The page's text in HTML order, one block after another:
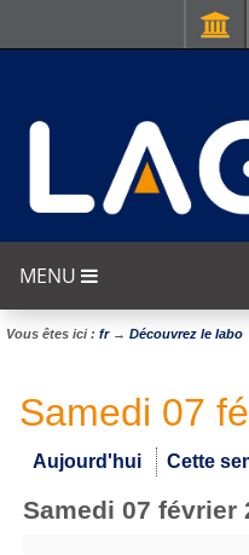
MENU
Vous êtes ici : fr→ Découvrez le labo
Samedi 07
Aujourd'hui Cette
samedi 07 février